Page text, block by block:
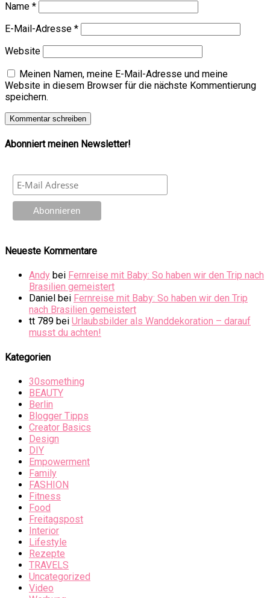
Name *
E-Mail-Adresse *
Website
Meinen Namen, meine E-Mail-Adresse und meine
Website in diesem Browser für die nächste Kommentierung
speichern.
Abonniert meinen Newsletter!
Neueste Kommentare
Andy bei Fernreise mit Baby: So haben wir den Trip nach
Brasilien gemeistert
Daniel bei Fernreise mit Baby: So haben wir den Trip
nach Brasilien gemeistert
tt 789 bei Urlaubsbilder als Wanddekoration – darauf
musst du achten!
Kategorien
30something
BEAUTY
Berlin
Blogger Tipps
Creator Basics
Design
DIY
Empowerment
Family
FASHION
Fitness
Food
Freitagspost
Interior
Lifestyle
Rezepte
TRAVELS
Uncategorized
Video